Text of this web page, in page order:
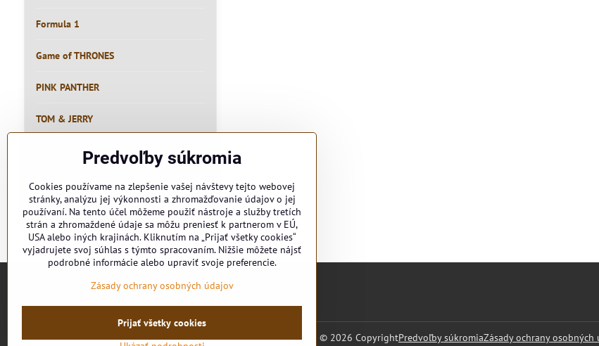
Formula 1
Game of THRONES
PINK PANTHER
TOM & JERRY
PIVO
MEME
© 2026 CopyrightPredvoľby súkromiaZásady ochrany osobných
Predvoľby súkromia
Cookies používame na zlepšenie vašej návštevy tejto webovej
stránky, analýzu jej výkonnosti a zhromažďovanie údajov o jej
používaní. Na tento účel môžeme použiť nástroje a služby tretích
strán a zhromaždené údaje sa môžu preniesť k partnerom v EÚ,
USA alebo iných krajinách. Kliknutím na „Prijať všetky cookies“
vyjadrujete svoj súhlas s týmto spracovaním. Nižšie môžete nájsť
podrobné informácie alebo upraviť svoje preferencie.
Zásady ochrany osobných údajov
Prijať všetky cookies